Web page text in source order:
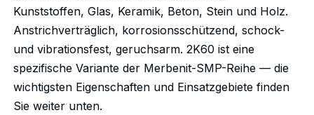
Kunststoffen, Glas, Keramik, Beton, Stein und Holz.
Anstrichverträglich, korrosionsschützend, schock-
und vibrationsfest, geruchsarm. 2K60 ist eine
spezifische Variante der Merbenit-SMP-Reihe — die
wichtigsten Eigenschaften und Einsatzgebiete finden
Sie weiter unten.